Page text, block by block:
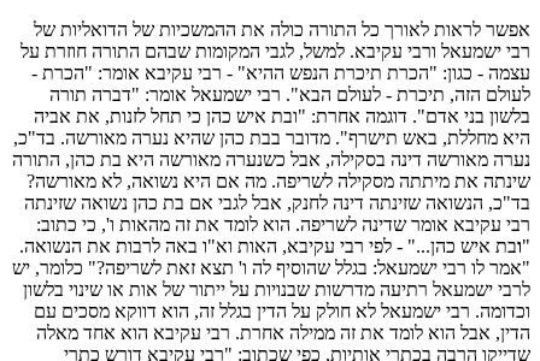
אפשר לראות לאורך כל התורה כולה את ההמשכיות של הדואליות של
רבי ישמעאל ורבי עקיבא. למשל, לגבי המקומות שבהם התורה חוזרת על
עצמה - כגון: "הכרת תיכרת הנפש ההיא" - רבי עקיבא אומר: "הכרת -
לעולם הזה, תיכרת - לעולם הבא". רבי ישמעאל אומר: "דברה תורה
בלשון בני אדם". דוגמה אחרת: "ובת איש כהן כי תחל לזנות, את אביה
היא מחללת, באש תישרף". מדובר בבת כהן שהיא נערה מאורשה. בד"כ,
נערה מאורשה דינה בסקילה, אבל כשנערה מאורשה היא בת כהן, התורה
שינתה את מיתתה מסקילה לשריפה. מה אם היא נשואה, לא מאורשה?
בד"כ, הנשואה שזינתה דינה לחנק, אבל לגבי אם בת כהן נשואה שזינתה
רבי עקיבא אומר שדינה לשריפה. הוא לומד את זה מהאות ו', כי כתוב:
"ובת איש כהן..." - לפי רבי עקיבא, האות וא"ו באה לרבות את הנשואה.
"אמר לו רבי ישמעאל: בגלל שהוסיף לה ו' תצא זאת לשריפה?" כלומר, יש
לרבי ישמעאל רתיעה מדרשות שבנויות על ייתור של אות או שינוי בלשון
וכדומה. רבי ישמעאל לא חולק על הדין בגלל זה, הוא דווקא מסכים עם
הדין, אבל הוא לומד את זה ממילה אחרת. רבי עקיבא הוא אחד מאלה
שדייקו הרבה בכתרי אותיות, כפי שכתוב: "רבי עקיבא דורש כתרי